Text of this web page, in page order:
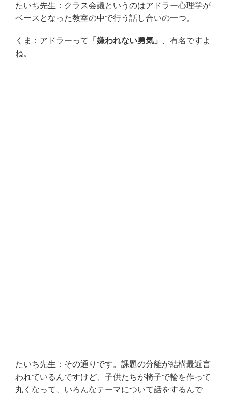
たいち先生：クラス会議というのはアドラー心理学が
ベースとなった教室の中で行う話し合いの一つ。
くま：アドラーって 「嫌われない勇気」
、有名ですよ
ね。
たいち先生：その通りです。課題の分離が結構最近言
われているんですけど、子供たちが椅子で輪を作って
丸くなって、いろんなテーマについて話をするんで